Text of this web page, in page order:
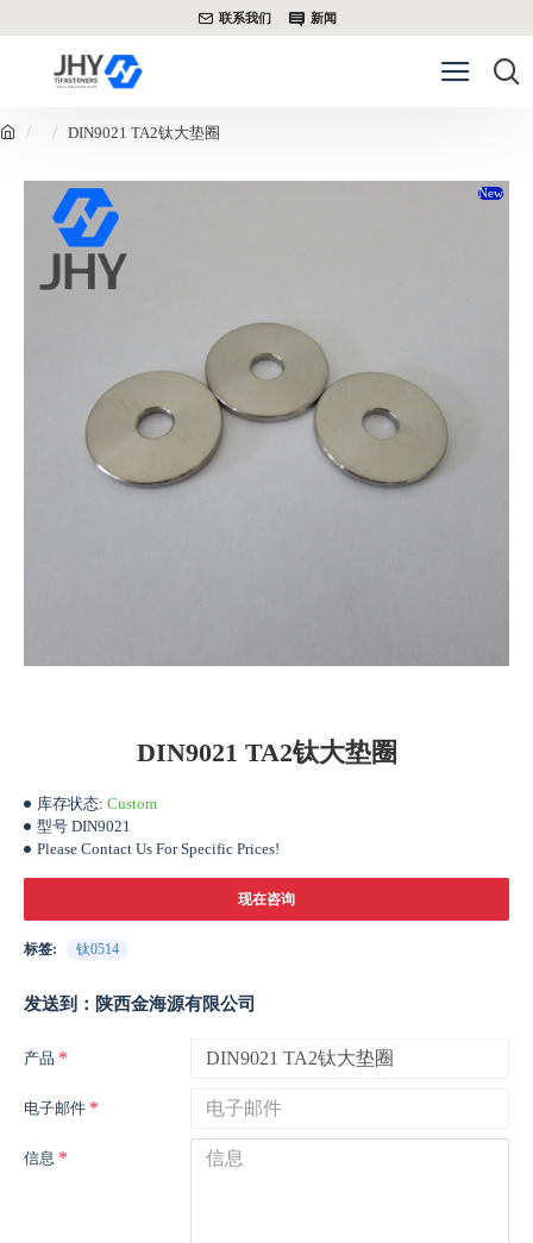
联系我们 新闻
DIN9021 TA2钛大垫圈
New
DIN9021 TA2钛大垫圈
库存状态: Custom
型号 DIN9021
Please Contact Us For Specific Prices!
现在咨询
标签: 钛0514
发送到：陕西金海源有限公司
产品
电子邮件
信息